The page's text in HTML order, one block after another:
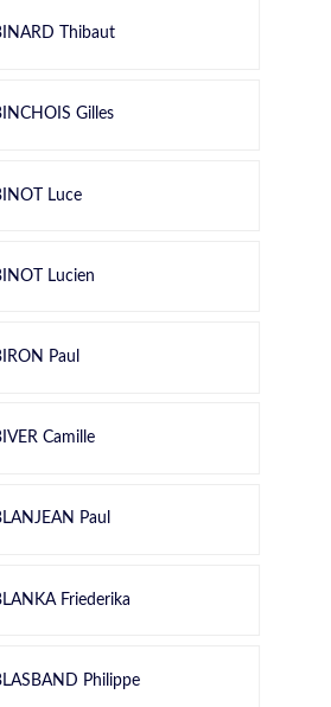
Thibaut
Gilles
Luce
Lucien
Paul
Camille
Paul
Friederika
Philippe